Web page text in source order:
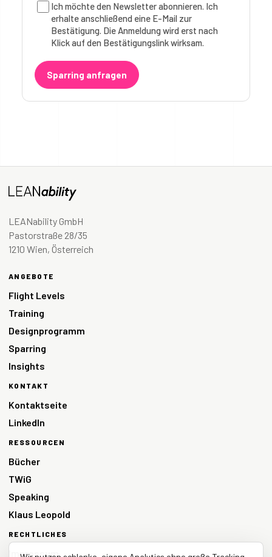
Ich möchte den Newsletter abonnieren. Ich
erhalte anschließend eine E-Mail zur
Bestätigung. Die Anmeldung wird erst nach
Klick auf den Bestätigungslink wirksam.
Sparring anfragen
LEANability GmbH
Pastorstraße 28/35
1210 Wien, Österreich
ANGEBOTE
Flight Levels
Training
Designprogramm
Sparring
Insights
KONTAKT
Kontaktseite
LinkedIn
RESSOURCEN
Bücher
TWiG
Speaking
Klaus Leopold
RECHTLICHES
Impressum